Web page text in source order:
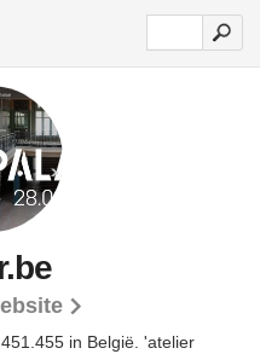
in België. 'atelier